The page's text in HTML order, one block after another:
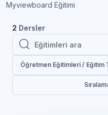
Myviewboard Eğitimi
2 Dersler
Eğitimleri ara
Eğitimleri ara
Öğretmen Eğitimleri /